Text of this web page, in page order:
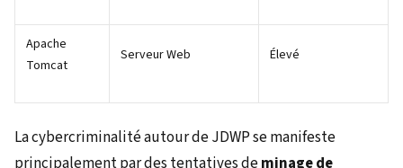
Apache
Tomcat
Serveur Web Élevé
La cybercriminalité autour de JDWP se manifeste
principalement par des tentatives deminage de